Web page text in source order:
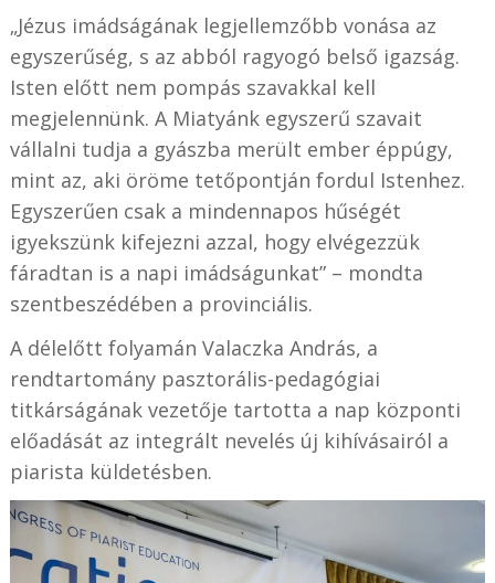
„Jézus imádságának legjellemzőbb vonása az
egyszerűség, s az abból ragyogó belső igazság.
Isten előtt nem pompás szavakkal kell
megjelennünk. A Miatyánk egyszerű szavait
vállalni tudja a gyászba merült ember éppúgy,
mint az, aki öröme tetőpontján fordul Istenhez.
Egyszerűen csak a mindennapos hűségét
igyekszünk kifejezni azzal, hogy elvégezzük
fáradtan is a napi imádságunkat” – mondta
szentbeszédében a provinciális.
A délelőtt folyamán Valaczka András, a
rendtartomány pasztorális-pedagógiai
titkárságának vezetője tartotta a nap központi
előadását az integrált nevelés új kihívásairól a
piarista küldetésben.